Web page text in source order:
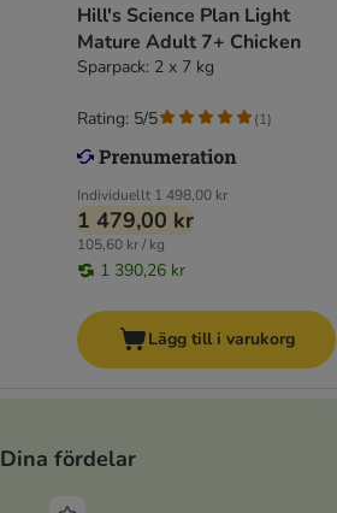
Hill's Science Plan Light
Mature Adult 7+ Chicken
Sparpack: 2 x 7 kg
Individuellt 1 498,00 kr
1 479,00 kr
105,60 kr / kg
1 390,26 kr
Rating: 5/5 (1)
Lägg till i varukorg
Dina fördelar